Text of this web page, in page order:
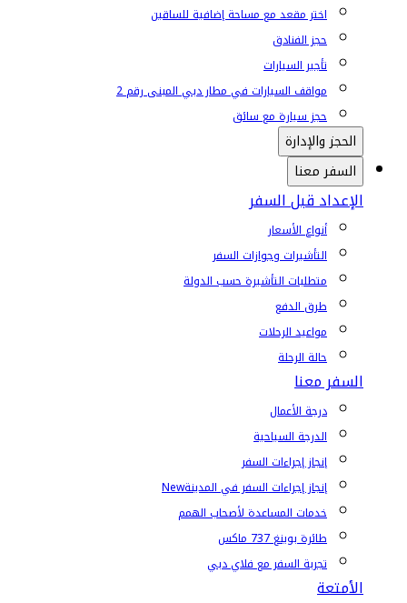
اختر مقعد مع مساحة إضافية للساقين
حجز الفنادق
تأجير السيارات
مواقف السيارات في مطار دبي المبنى رقم 2
حجز سيارة مع سائق
الحجز والإدارة
السفر معنا
الإعداد قبل السفر
أنواع الأسعار
التأشيرات وجوازات السفر
متطلبات التأشيرة حسب الدولة
طرق الدفع
مواعيد الرحلات
حالة الرحلة
السفر معنا
درجة الأعمال
الدرجة السياحية
إنجاز إجراءات السفر
إنجاز إجراءات السفر في المدينةNew
خدمات المساعدة لأصحاب الهمم
طائرة بوينغ 737 ماكس
تجربة السفر مع فلاي دبي
الأمتعة